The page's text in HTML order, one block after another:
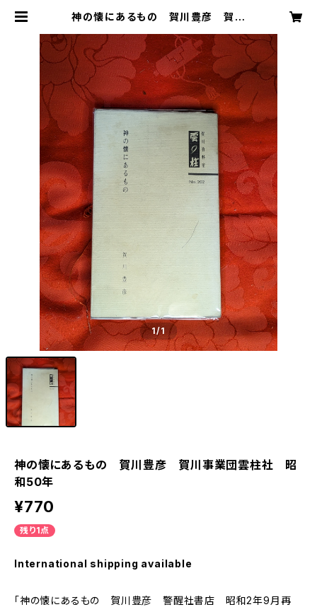
神の懐にあるもの 賀川豊彦 賀川
1/1
神の懐にあるもの 賀川豊彦 賀川事業団雲柱社 昭
和50年
¥770
残り1点
International shipping available
「神の懐にあるもの 賀川豊彦 警醒社書店 昭和2年9月再